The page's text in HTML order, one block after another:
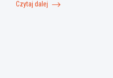
Czytaj dalej